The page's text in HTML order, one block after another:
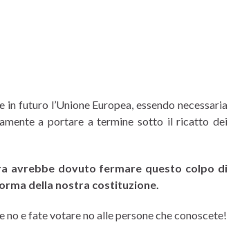
futuro l’Unione Europea, essendo necessaria
a portare a termine sotto il ricatto dei
avrebbe dovuto fermare questo colpo di
della nostra costituzione.
e fate votare no alle persone che conoscete!